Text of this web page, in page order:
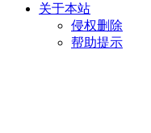
关于本站
侵权删除
帮助提示